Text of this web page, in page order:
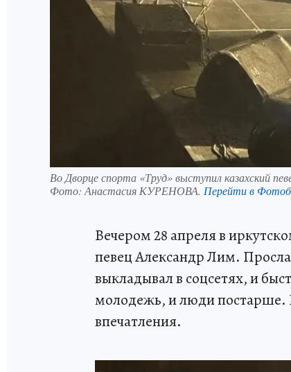
Во Дворце спорта «Труд» выступил казахский
Фото:Анастасия КУРЕНОВА. Перейти в
Вечером 28 апреля в
певец Александр Лим.
выкладывал в соцсетях, и
молодежь, и люди постарше.
впечатления.